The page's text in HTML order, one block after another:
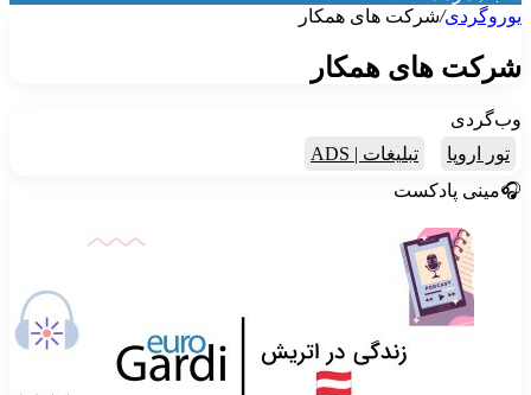
/شرکت های همکار
های همکار
تور اروپا
تبلیغات | ADS
پادکست